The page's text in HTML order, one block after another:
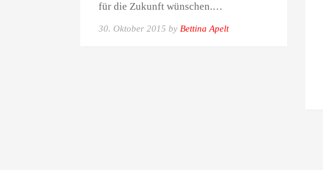
für die Zukunft wünschen.…
30. Oktober 2015 by Bettina Apelt